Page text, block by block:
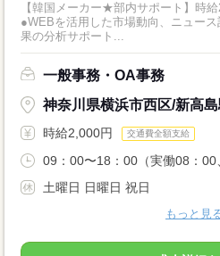
【韓国メーカー★部内サポート】時
●WEBを活用した市場動向、ニュー
果の分析サポート...
一般事務・OA事務
神奈川県横浜市西区/新高島
時給2,000円 交通費全額支給
09：00〜18：00（実働08：
土曜日 日曜日 祝日
もっと見